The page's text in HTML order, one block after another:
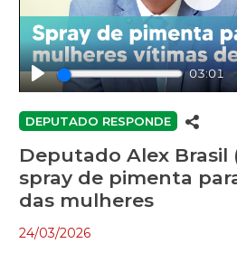
Play
03:01
Play
DEPUTADO RESPONDE
Deputado Alex Brasil
spray de pimenta
das mulheres
24/03/2026